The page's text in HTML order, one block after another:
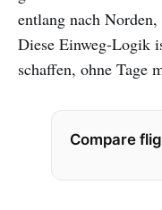
entlang nach
Diese Einweg-Logik
schaffen, ohne Tage
Compare